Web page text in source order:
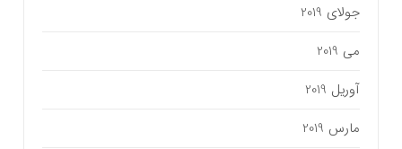
جولای 2019
می 2019
آوریل 2019
مارس 2019